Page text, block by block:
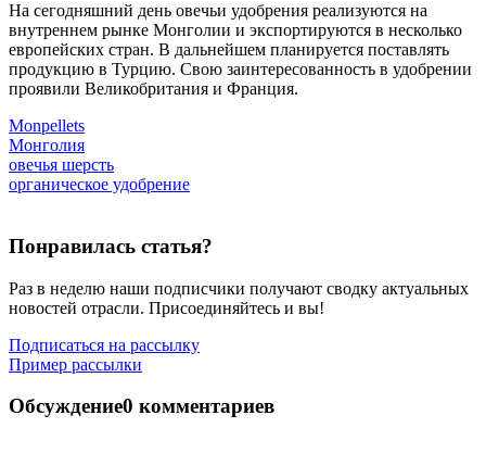
На сегодняшний день овечьи удобрения реализуются на
внутреннем рынке Монголии и экспортируются в несколько
европейских стран. В дальнейшем планируется поставлять
продукцию в Турцию. Свою заинтересованность в удобрении
проявили Великобритания и Франция.
Monpellets
Монголия
овечья шерсть
органическое удобрение
Понравилась статья?
Раз в неделю наши подписчики получают сводку актуальных
новостей отрасли. Присоединяйтесь и вы!
Подписаться на рассылку
Пример рассылки
Обсуждение0 комментариев